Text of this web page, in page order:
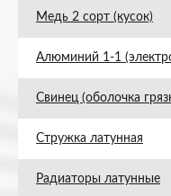
Медь 2 сорт (кусок)
Алюминий 1-1
Свинец (оболочка
Стружка латунная
Радиаторы латунные